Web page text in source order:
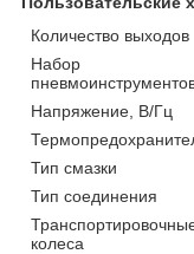
Количество выходов
Набор
Напряжение, В/Гц
Тип смазки
Тип соединения
колеса